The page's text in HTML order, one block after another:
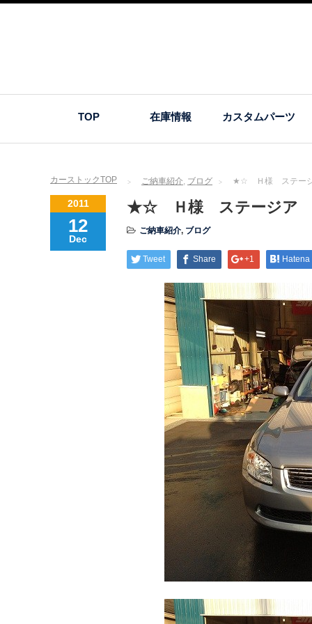
TOP 在庫情報 カスタムパーツ
カーストックTOP ご納車紹介, ブログ ★☆ Ｈ様 ステー
2011
12
Dec
★☆ Ｈ様 ステージア
ご納車紹介, ブログ
Tweet Share +1 Hatena